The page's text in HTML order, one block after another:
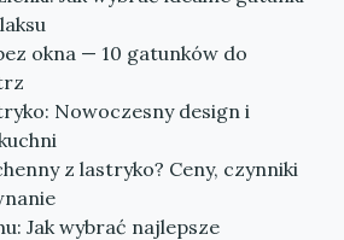
okna — 10 gatunków do
Nowoczesny design i
z lastryko? Ceny, czynniki
Jak wybrać najlepsze